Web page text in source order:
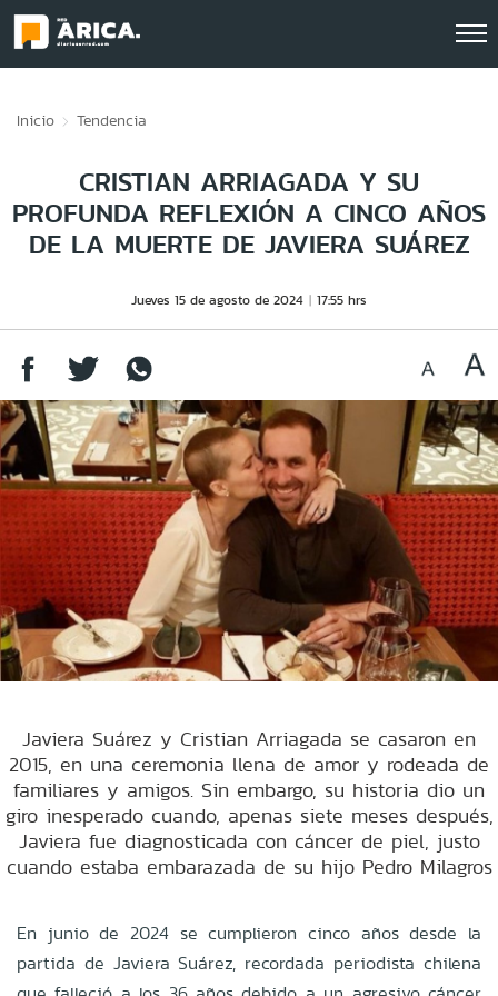
Inicio Tendencia
CRISTIAN ARRIAGADA Y SU
PROFUNDA REFLEXIÓN A CINCO AÑOS
DE LA MUERTE DE JAVIERA SUÁREZ
Jueves 15 de agosto de 2024 17:55 hrs
Javiera Suárez y Cristian Arriagada se casaron en
2015, en una ceremonia llena de amor y rodeada de
familiares y amigos. Sin embargo, su historia dio un
giro inesperado cuando, apenas siete meses después,
Javiera fue diagnosticada con cáncer de piel, justo
cuando estaba embarazada de su hijo Pedro Milagros
En junio de 2024 se cumplieron cinco años desde la
partida de Javiera Suárez, recordada periodista chilena